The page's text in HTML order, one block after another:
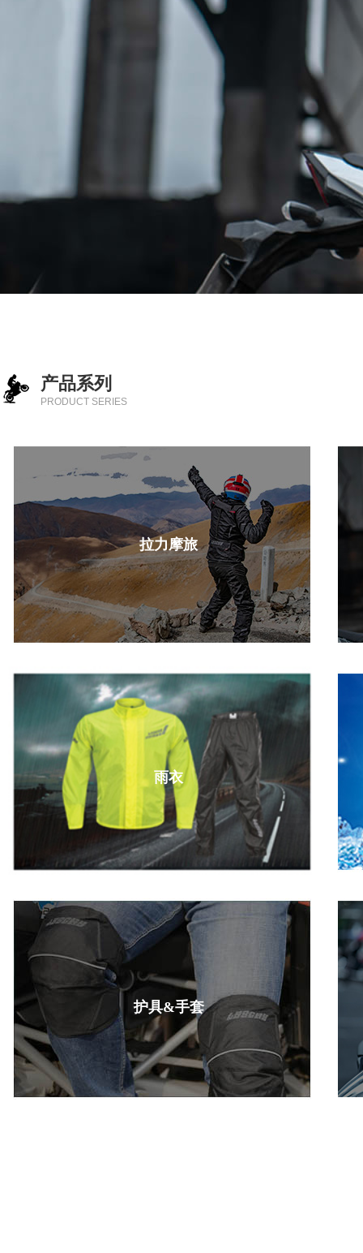
产品系列
PRODUCT SERIES
护具&手套
拉力摩旅
雨衣